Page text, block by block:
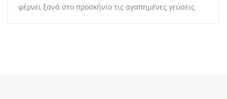
φέρνει ξανά στο προσκήνιο τις αγαπημένες γεύσεις